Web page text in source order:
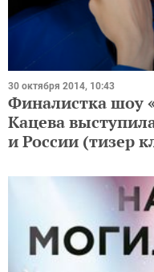
30 октября 2014, 10:43
Финалистка шоу
Кацева
и России (тизер